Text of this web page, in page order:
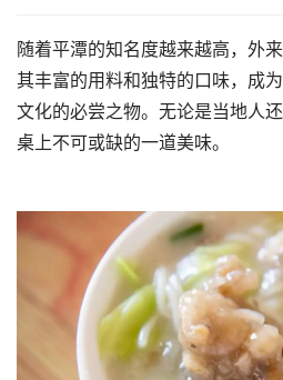
随着平潭的知名度越来越高，外
其丰富的用料和独特的口味，成
文化的必尝之物。无论是当地人
桌上不可或缺的一道美味。